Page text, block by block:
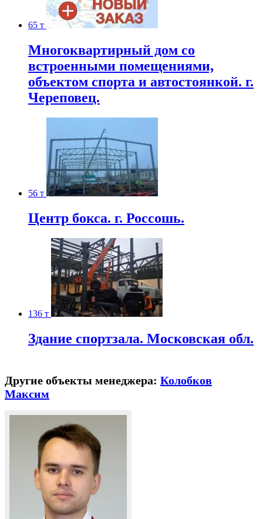
65 т
Многоквартирный дом со
встроенными помещениями,
объектом спорта и автостоянкой. г.
Череповец.
56 т
Центр бокса. г. Россошь.
136 т
Здание спортзала. Московская обл.
Другие объекты менеджера: Колобков
Максим